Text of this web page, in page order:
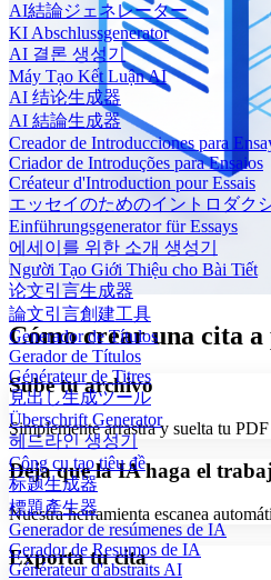
AI結論ジェネレーター
KI Abschlussgenerator
AI 결론 생성기
Máy Tạo Kết Luận AI
AI 结论生成器
AI 結論生成器
Creador de Introducciones para
Criador de Introduções para Ensaios
Créateur d'Introduction pour Essais
エッセイのためのイントロダク
Einführungsgenerator für Essays
에세이를 위한 소개 생성기
Người Tạo Giới Thiệu cho Bài Tiết
论文引言生成器
論文引言創建工具
Generador de Títulos
Gerador de Títulos
Générateur de Titres
見出し生成ツール
Überschrift Generator
헤드라인 생성기
Công cụ tạo tiêu đề
标题生成器
標題產生器
Generador de resúmenes de IA
Gerador de Resumos de IA
Générateur d'abstraits AI
Cómo crear una cita a
Sube tu archivo
Simplemente arrastra y suelta tu
Deja que la IA haga el
Nuestra herramienta escanea
Exporta tu cita